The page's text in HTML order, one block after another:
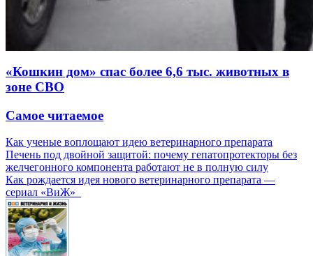
«Кошкин дом» спас более 6,6 тыс. животных в
зоне СВО
Самое читаемое
Как ученые воплощают идею ветеринарного препарата
Печень под двойной защитой: почему гепатопротекторы без
желчегонного компонента работают не в полную силу
Как рождается идея нового ветеринарного препарата —
сериал «ВиЖ»